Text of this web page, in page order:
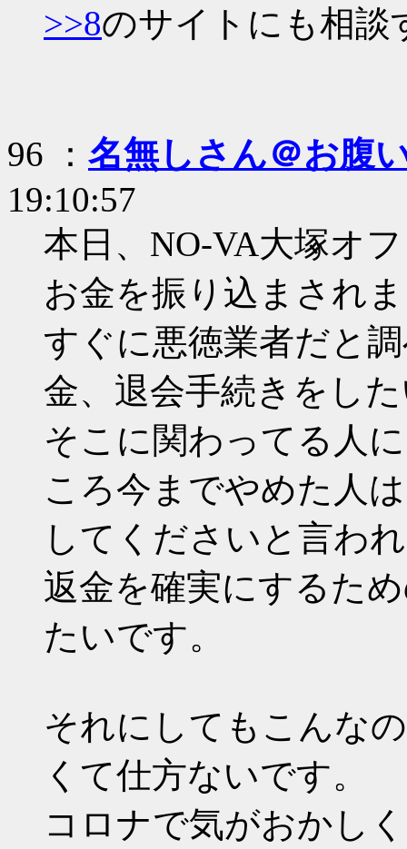
>>8のサイトにも相談
96 ： 名無しさん＠お腹
19:10:57
本日、NO-VA大塚オ
お金を振り込まされ
すぐに悪徳業者だと
金、退会手続きをし
そこに関わってる人
ころ今までやめた人
してくださいと言わ
返金を確実にするた
たいです。
それにしてもこんな
くて仕方ないです。
コロナで気がおかし